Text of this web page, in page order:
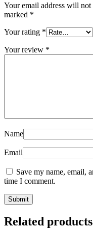
Your email address will not
marked *
Your rating *
Your review *
Name
Email
Save my name, email,
time I comment.
Related products